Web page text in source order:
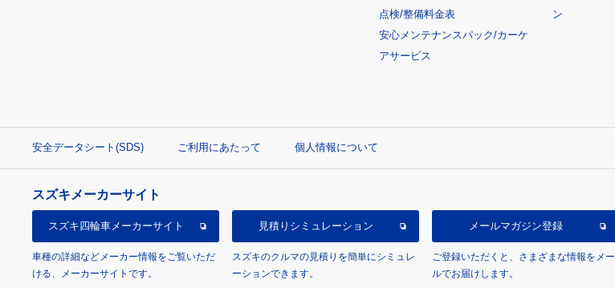
点検/整備料金表
安心メンテナンスパック/カーケ
アサービス
ン
安全データシート(SDS) ご利用にあたって 個人情報について
スズキメーカーサイト
スズキ四輪車メーカーサイト
車種の詳細などメーカー情報をご覧いただ
ける、メーカーサイトです。
見積り シミュレーション
スズキのクルマの見積りを簡単にシミュレ
ーションできます。
メールマガジン登録
ご登録いただくと、さまざまな情報をメー
ルでお届けします。